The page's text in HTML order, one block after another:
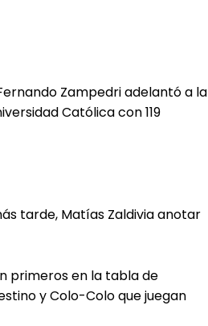
Zampedri adelantó a la
Católica con 119
tarde, Matías Zaldivia anotar
primeros en la tabla de
y Colo-Colo que juegan